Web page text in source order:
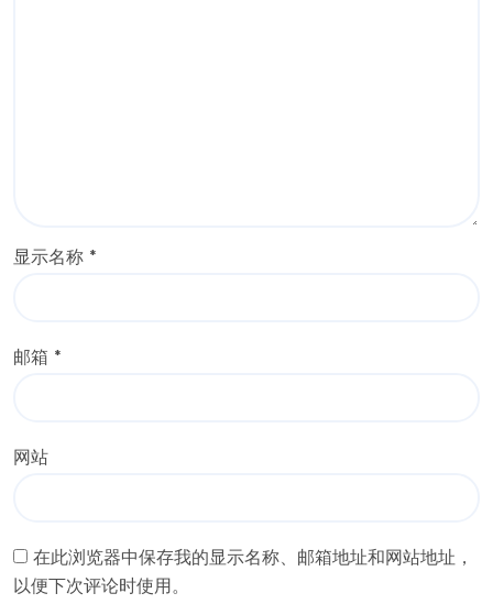
显示名称 *
邮箱 *
网站
在此浏览器中保存我的显示名称、邮箱地址和网站地址，
以便下次评论时使用。